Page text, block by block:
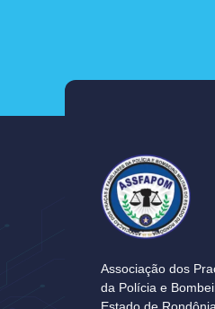
Associação dos
da Polícia e